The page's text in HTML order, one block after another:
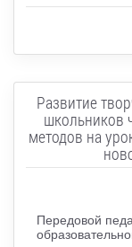
Развитие
школьников
методов на
Передовой